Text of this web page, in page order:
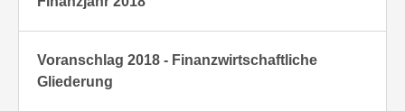
Voranschlag 2018 - Finanzwirtschaftliche
Gliederung